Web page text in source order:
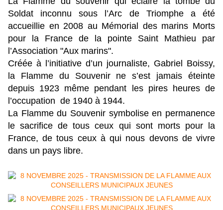
Soldat inconnu sous l’Arc de Triomphe a été
accueillie en 2008 au Mémorial des marins Morts
pour la France de la pointe Saint Mathieu par
l’Association "Aux marins".
Créée à l’initiative d’un journaliste, Gabriel Boissy,
la Flamme du Souvenir ne s’est jamais éteinte
depuis 1923 même pendant les pires heures de
l’occupation de 1940 à 1944.
La Flamme du Souvenir symbolise en permanence
le sacrifice de tous ceux qui sont morts pour la
France, de tous ceux à qui nous devons de vivre
dans un pays libre.